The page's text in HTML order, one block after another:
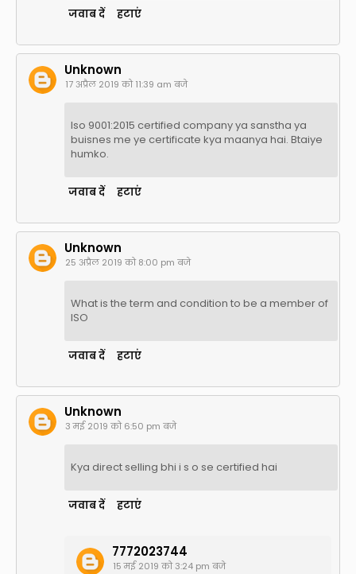
जवाब दें हटाएं
Unknown
17 अप्रैल 2019 को 11:39 am बजे
Iso 9001:2015 certified company ya sanstha ya
buisnes me ye certificate kya maanya hai. Btaiye
humko.
जवाब दें हटाएं
Unknown
25 अप्रैल 2019 को 8:00 pm बजे
What is the term and condition to be a member of
ISO
जवाब दें हटाएं
Unknown
3 मई 2019 को 6:50 pm बजे
Kya direct selling bhi i s o se certified hai
जवाब दें हटाएं
7772023744
15 मई 2019 को 3:24 pm बजे